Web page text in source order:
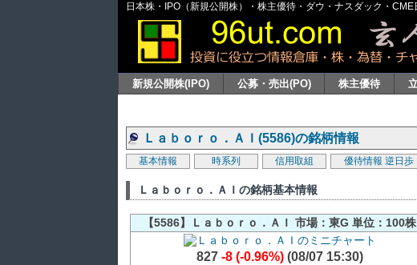
日本株・IPO（新規公開株）・株主優待・ダウ・ナスダック・
新規公開株(IPO) 公募・売出(PO) 株主優待
Ｌａｂｏｒｏ．ＡＩ(5586)の銘柄情報
基本情報 時系列 信用取組 優待情報 逆日歩
Ｌａｂｏｒｏ．ＡＩの銘柄基本情報
【5586】Ｌａｂｏｒｏ．ＡＩ 市場：東G 単位：100株
827 -8 (-0.96%)(08/07 15:30)